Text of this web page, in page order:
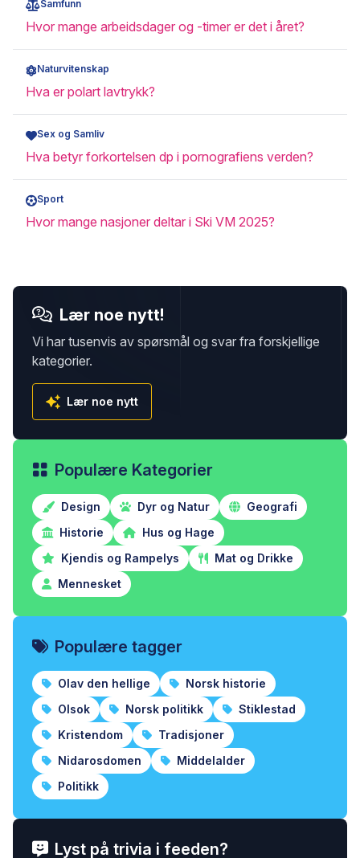
Samfunn
Hvor mange arbeidsdager og -timer er det i året?
Naturvitenskap
Hva er polart lavtrykk?
Sex og Samliv
Hva betyr forkortelsen dp i pornografiens verden?
Sport
Hvor mange nasjoner deltar i Ski VM 2025?
Lær noe nytt!
Vi har tusenvis av spørsmål og svar fra forskjellige
kategorier.
Lær noe nytt
Populære Kategorier
Design Dyr og Natur
Geografi
Historie
Hus og Hage
Kjendis og Rampelys
Mat og Drikke
Mennesket
Populære tagger
Olav den hellige
Norsk historie
Olsok
Norsk politikk
Stiklestad
Kristendom
Tradisjoner
Nidarosdomen
Middelalder
Politikk
Lyst på trivia i feeden?